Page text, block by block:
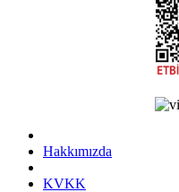
Hakkımızda
KVKK